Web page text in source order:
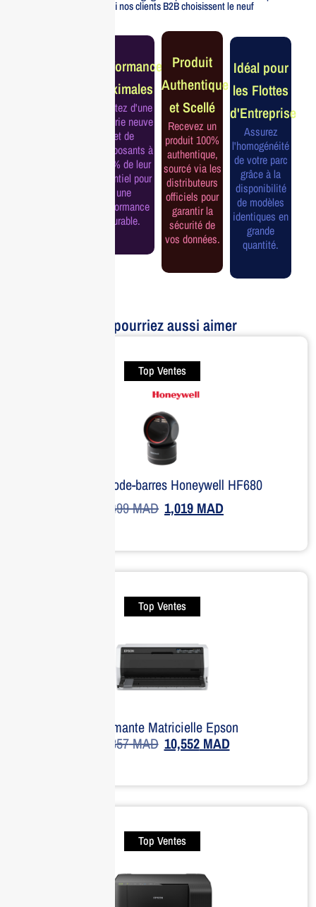
Voici pourquoi nos clients B2B choisissent le neuf
Performance
Maximales
Profitez d'une
batterie neuve
et de
composants à
100% de leur
potentiel pour
une
performance
durable.
Produit
Authentique
et Scellé
Recevez un
produit 100%
authentique,
sourcé via les
distributeurs
officiels pour
garantir la
sécurité de
vos données.
Idéal pour
les Flottes
d'Entreprise
Assurez
l'homogénéité
de votre parc
grâce à la
disponibilité
de modèles
identiques en
grande
quantité.
Vous pourriez aussi aimer
Top Ventes
Scanner code-barres Honeywell HF680
1,499MAD 1,019 MAD
Top Ventes
Imprimante Matricielle Epson
11,857MAD 10,552MAD
Top Ventes